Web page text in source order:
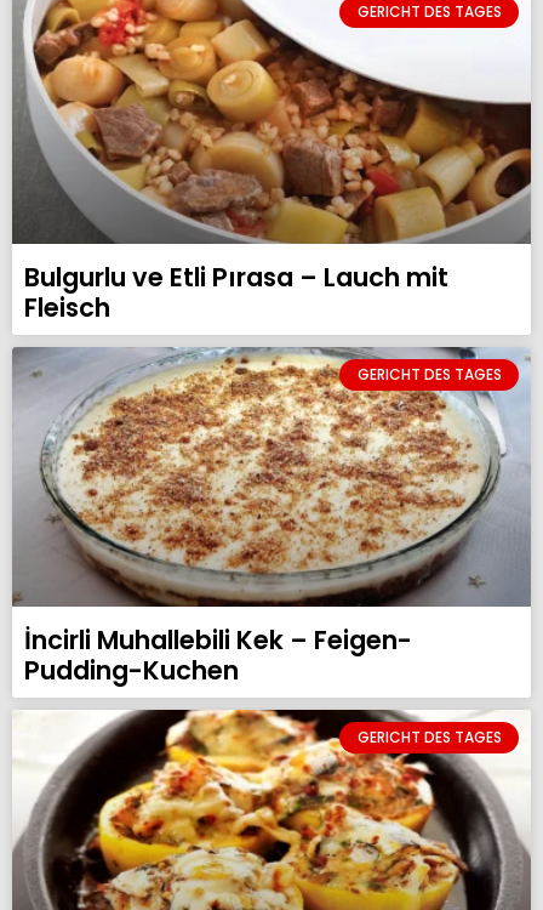
GERICHT DES TAGES
Bulgurlu ve Etli Pırasa – Lauch mit
Fleisch
GERICHT DES TAGES
İncirli Muhallebili Kek – Feigen-
Pudding-Kuchen
GERICHT DES TAGES